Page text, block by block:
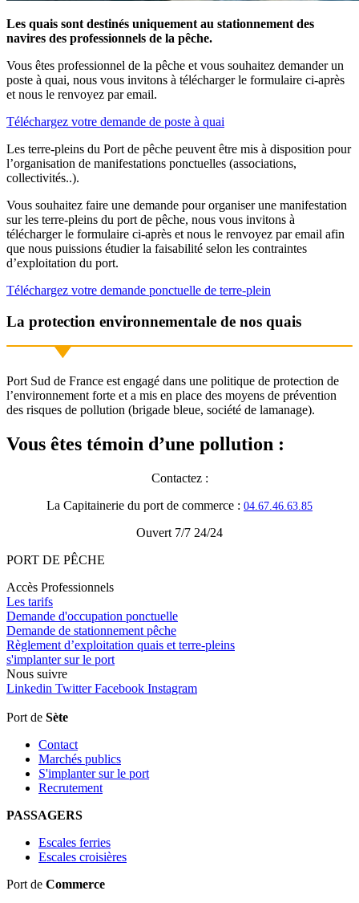
Les quais sont destinés uniquement au stationnement des
navires des professionnels de la pêche.
Vous êtes professionnel de la pêche et vous souhaitez demander un
poste à quai, nous vous invitons à télécharger le formulaire ci-après
et nous le renvoyez par email.
Téléchargez votre demande de poste à quai
Les terre-pleins du Port de pêche peuvent être mis à disposition pour
l’organisation de manifestations ponctuelles (associations,
collectivités..).
Vous souhaitez faire une demande pour organiser une manifestation
sur les terre-pleins du port de pêche, nous vous invitons à
télécharger le formulaire ci-après et nous le renvoyez par email afin
que nous puissions étudier la faisabilité selon les contraintes
d’exploitation du port.
Téléchargez votre demande ponctuelle de terre-plein
La protection environnementale de nos quais
Port Sud de France est engagé dans une politique de protection de
l’environnement forte et a mis en place des moyens de prévention
des risques de pollution (brigade bleue, société de lamanage).
Vous êtes témoin d’une pollution :
Contactez :
La Capitainerie du port de commerce : 04.67.46.63.85
Ouvert 7/7 24/24
PORT DE PÊCHE
Accès Professionnels
Les tarifs
Demande d'occupation ponctuelle
Demande de stationnement pêche
Règlement d’exploitation quais et terre-pleins
s'implanter sur le port
Nous suivre
Linkedin Twitter Facebook Instagram
Port de Sète
Contact
Marchés publics
S'implanter sur le port
Recrutement
PASSAGERS
Escales ferries
Escales croisières
Port de Commerce